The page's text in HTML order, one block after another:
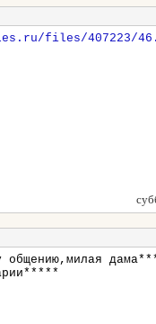
files/407223/
общению,милая